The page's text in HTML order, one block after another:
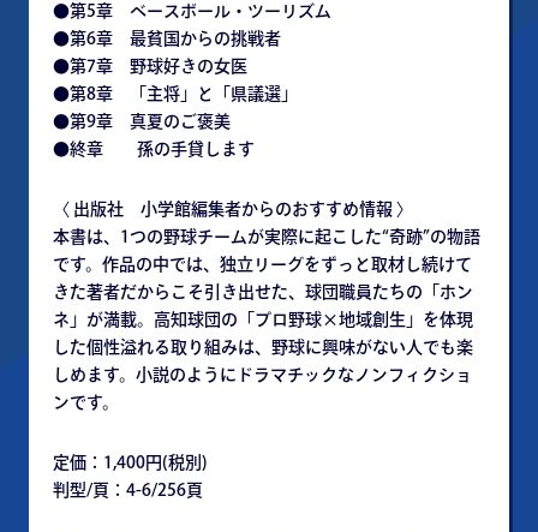
●第5章 ベースボール・ツーリズム
●第6章 最貧国からの挑戦者
●第7章 野球好きの女医
●第8章 「主将」と「県議選」
●第9章 真夏のご褒美
●終章 孫の手貸します
〈 出版社 小学館編集者からのおすすめ情報 〉
本書は、1つの野球チームが実際に起こした“奇跡”の物語
です。作品の中では、独立リーグをずっと取材し続けて
きた著者だからこそ引き出せた、球団職員たちの「ホン
ネ」が満載。高知球団の「プロ野球×地域創生」を体現
した個性溢れる取り組みは、野球に興味がない人でも楽
しめます。小説のようにドラマチックなノンフィクショ
ンです。
定価：1,400円(税別)
判型/頁：4-6/256頁